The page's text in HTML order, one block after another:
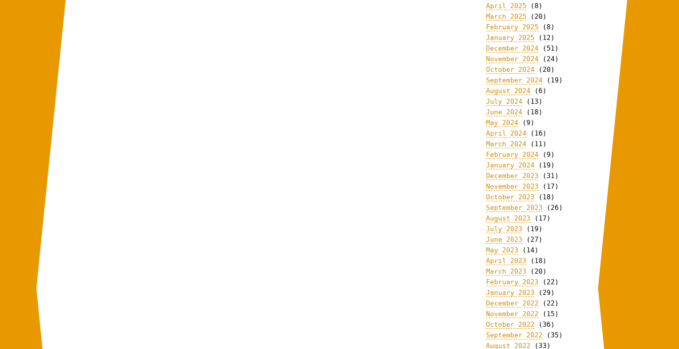
April 2025 (8)
March 2025 (20)
February 2025 (8)
January 2025 (12)
December 2024 (51)
November 2024 (24)
October 2024 (20)
September 2024 (19)
August 2024 (6)
July 2024 (13)
June 2024 (18)
May 2024 (9)
April 2024 (16)
March 2024 (11)
February 2024 (9)
January 2024 (19)
December 2023 (31)
November 2023 (17)
October 2023 (18)
September 2023 (26)
August 2023 (17)
July 2023 (19)
June 2023 (27)
May 2023 (14)
April 2023 (18)
March 2023 (20)
February 2023 (22)
January 2023 (29)
December 2022 (22)
November 2022 (15)
October 2022 (36)
September 2022 (35)
August 2022 (33)